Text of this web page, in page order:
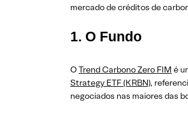
mercado de créditos de
1. O Fundo
OTrend Carbono Zero FIM é
Strategy ETF (KRBN),
negociados nas maiores das